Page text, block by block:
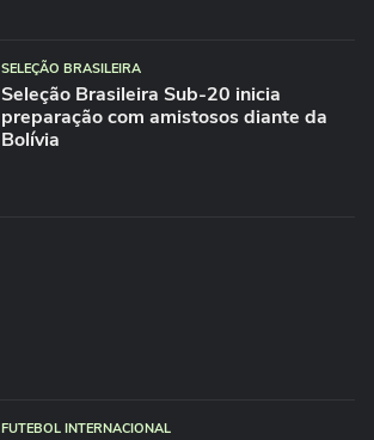
SELEÇÃO BRASILEIRA
Seleção Brasileira Sub-20 inicia
preparação com amistosos diante da
Bolívia
FUTEBOL INTERNACIONAL